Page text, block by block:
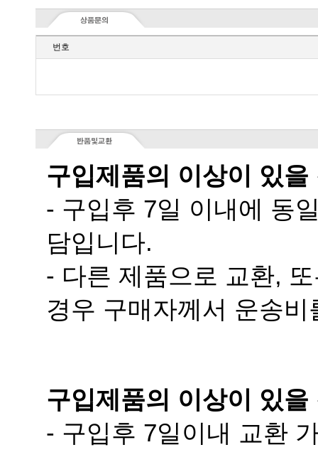
번호
구입제품의 이상이 있을
담입니다.
경우 구매자께서 운송
구입제품의 이상이 있
- 구입후 7일이내 교환